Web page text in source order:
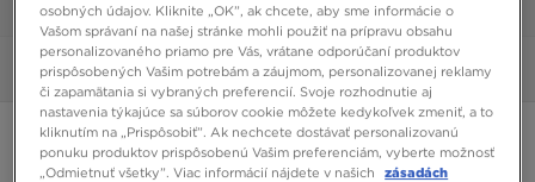
Obrázky 360°
NIKE DUNK LOW
osobných údajov. Kliknite „OK”, ak chcete, aby sme informácie o
Vašom správaní na našej stránke mohli použiť na prípravu obsahu
personalizovaného priamo pre Vás, vrátane odporúčaní produktov
prispôsobených Vašim potrebám a záujmom, personalizovanej reklamy
či zapamätania si vybraných preferencií. Svoje rozhodnutie aj
nastavenia týkajúce sa súborov cookie môžete kedykoľvek zmeniť, a to
kliknutím na „Prispôsobiť”. Ak nechcete dostávať personalizovanú
ponuku produktov prispôsobenú Vašim preferenciám, vyberte možnosť
„Odmietnuť všetky”. Viac informácií nájdete v našich
zásadách